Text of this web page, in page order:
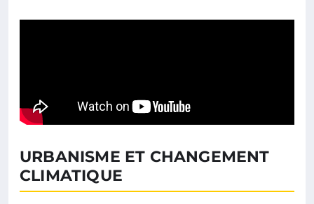
URBANISME ET CHANGEMENT
CLIMATIQUE